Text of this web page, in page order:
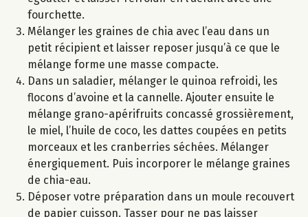
fourchette.
Mélanger les graines de chia avec l’eau dans un
petit récipient et laisser reposer jusqu’à ce que le
mélange forme une masse compacte.
Dans un saladier, mélanger le quinoa refroidi, les
flocons d’avoine et la cannelle. Ajouter ensuite le
mélange grano-apérifruits concassé grossièrement,
le miel, l’huile de coco, les dattes coupées en petits
morceaux et les cranberries séchées. Mélanger
énergiquement. Puis incorporer le mélange graines
de chia-eau.
Déposer votre préparation dans un moule recouvert
de papier cuisson. Tasser pour ne pas laisser